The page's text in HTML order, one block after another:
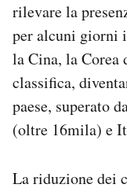
rilevare la
per alcuni giorni
la Cina, la Corea
classifica,
paese, superato
(oltre 16mila) e
La riduzione dei